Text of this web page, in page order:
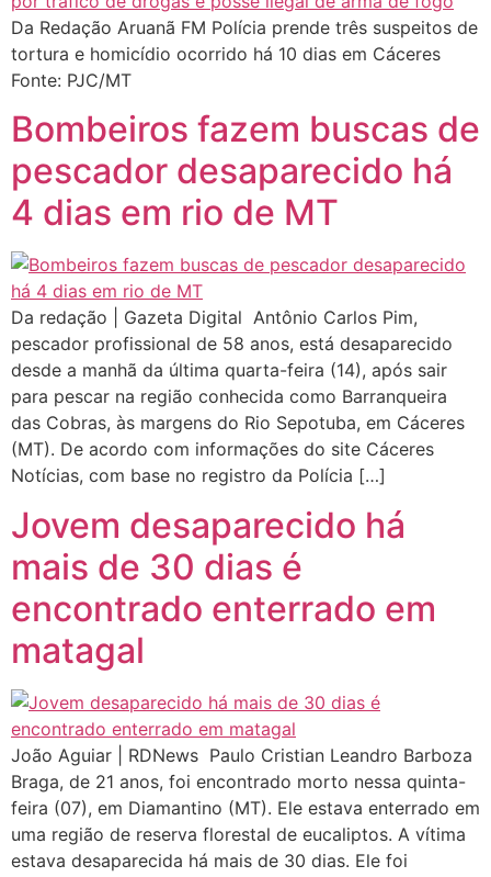
Da Redação Aruanã FM Polícia prende três suspeitos de
tortura e homicídio ocorrido há 10 dias em Cáceres
Fonte: PJC/MT
Bombeiros fazem buscas de
pescador desaparecido há
4 dias em rio de MT
Da redação | Gazeta Digital Antônio Carlos Pim,
pescador profissional de 58 anos, está desaparecido
desde a manhã da última quarta-feira (14), após sair
para pescar na região conhecida como Barranqueira
das Cobras, às margens do Rio Sepotuba, em Cáceres
(MT). De acordo com informações do site Cáceres
Notícias, com base no registro da Polícia […]
Jovem desaparecido há
mais de 30 dias é
encontrado enterrado em
matagal
João Aguiar | RDNews Paulo Cristian Leandro Barboza
Braga, de 21 anos, foi encontrado morto nessa quinta-
feira (07), em Diamantino (MT). Ele estava enterrado em
uma região de reserva florestal de eucaliptos. A vítima
estava desaparecida há mais de 30 dias. Ele foi